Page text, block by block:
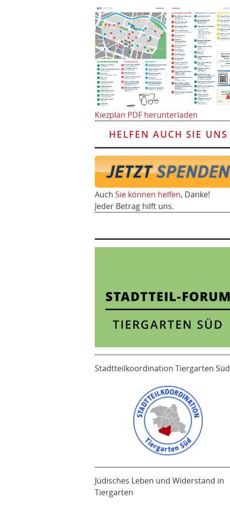
Kiezplan PDF herunterladen
HELFEN AUCH SIE UNS
Auch Sie können helfen, Danke!
Jeder Betrag hilft uns.
Stadtteilkoordination Tiergarten Süd
Jüdisches Leben und Widerstand in
Tiergarten